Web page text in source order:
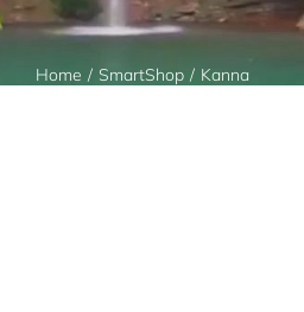
Home SmartShop Kanna